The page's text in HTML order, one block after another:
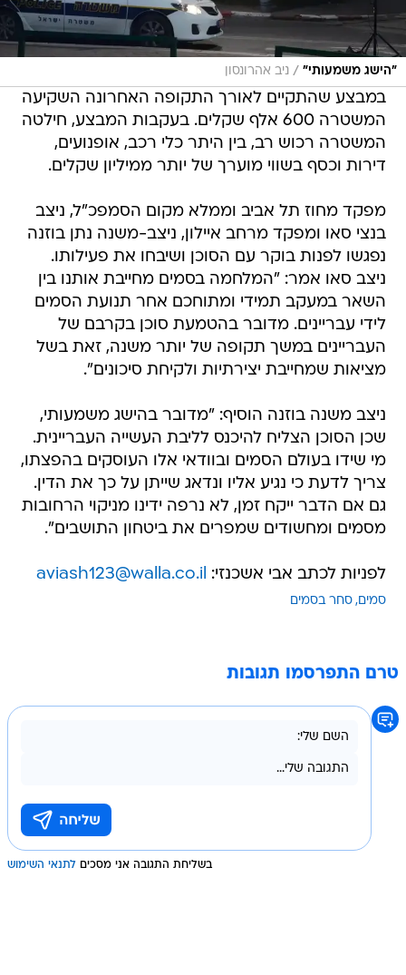
"הישג משמעותי" / ניב אהרונסון
במבצע שהתקיים לאורך התקופה האחרונה השקיעה
המשטרה 600 אלף שקלים. בעקבות המבצע, חילטה
המשטרה רכוש רב, בין היתר כלי רכב, אופנועים,
דירות וכסף בשווי מוערך של יותר ממיליון שקלים.
מפקד מחוז תל אביב וממלא מקום הסמפכ"ל, ניצב
בנצי סאו ומפקד מרחב איילון, ניצב-משנה נתן בוזנה
נפגשו לפנות בוקר עם הסוכן ושיבחו את פעילותו.
ניצב סאו אמר: "המלחמה בסמים מחייבת אותנו בין
השאר במעקב תמידי ומתוחכם אחר תנועת הסמים
לידי עבריינים. מדובר בהטמעת סוכן בקרבם של
העבריינים במשך תקופה של יותר משנה, זאת בשל
מציאות שמחייבת יצירתיות ולקיחת סיכונים".
ניצב משנה בוזנה הוסיף: "מדובר בהישג משמעותי,
שכן הסוכן הצליח להיכנס לליבת העשייה העבריינית.
מי שידו בעולם הסמים ובוודאי אלו העוסקים בהפצתו,
צריך לדעת כי נגיע אליו ונדאג שייתן על כך את הדין.
גם אם הדבר ייקח זמן, לא נרפה ידינו מניקוי הרחובות
מסמים ומחשודים שמפרים את ביטחון התושבים".
לפניות לכתב אבי אשכנזי: aviash123@walla.co.il
סמים סחר בסמים
טרם התפרסמו תגובות
בשליחת התגובה אני מסכים לתנאי השימוש